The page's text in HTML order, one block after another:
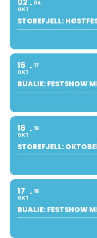
OKT
04
STOREFJELL:
16
OKT
17
BUALIE: FESTSHOW
16
OKT
18
STOREFJELL:
17
OKT
18
BUALIE: FESTSHOW